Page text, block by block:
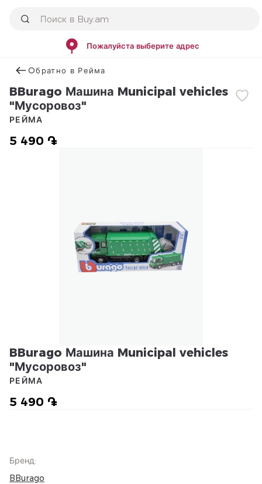
Пожалуйста выберите адрес
Օбратно в Рейма
BBurago Машина Municipal vehicles
"Мусоровоз"
5 490 ֏
РЕЙМА
BBurago Машина Municipal vehicles
"Мусоровоз"
5 490 ֏
РЕЙМА
Бренд:
BBurago